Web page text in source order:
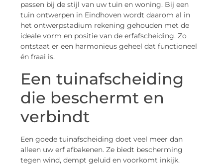
passen bij de stijl van uw tuin en woning. Bij een
tuin ontwerpen in Eindhoven wordt daarom al in
het ontwerpstadium rekening gehouden met de
ideale vorm en positie van de erfafscheiding. Zo
ontstaat er een harmonieus geheel dat functioneel
én fraai is.
Een tuinafscheiding
die beschermt en
verbindt
Een goede tuinafscheiding doet veel meer dan
alleen uw erf afbakenen. Ze biedt bescherming
tegen wind, dempt geluid en voorkomt inkijk.